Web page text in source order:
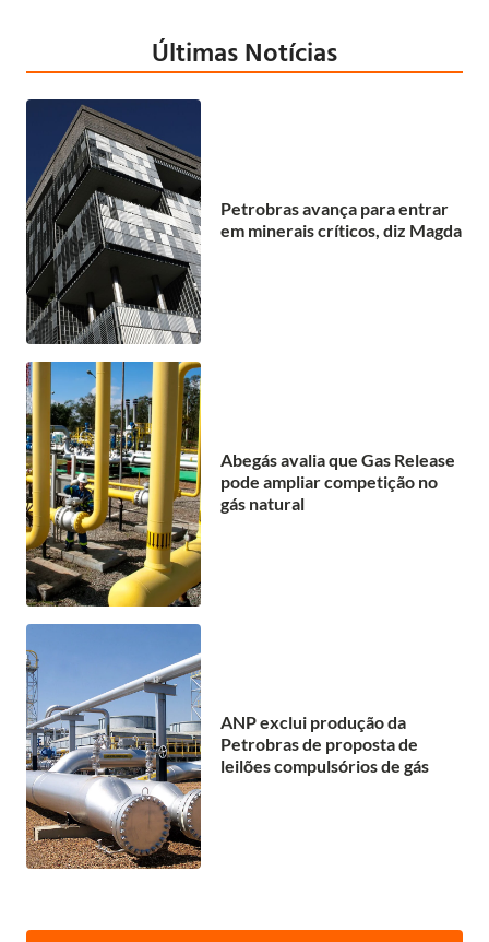
Últimas Notícias
Petrobras avança para entrar
em minerais críticos, diz Magda
Abegás avalia que Gas Release
pode ampliar competição no
gás natural
ANP exclui produção da
Petrobras de proposta de
leilões compulsórios de gás